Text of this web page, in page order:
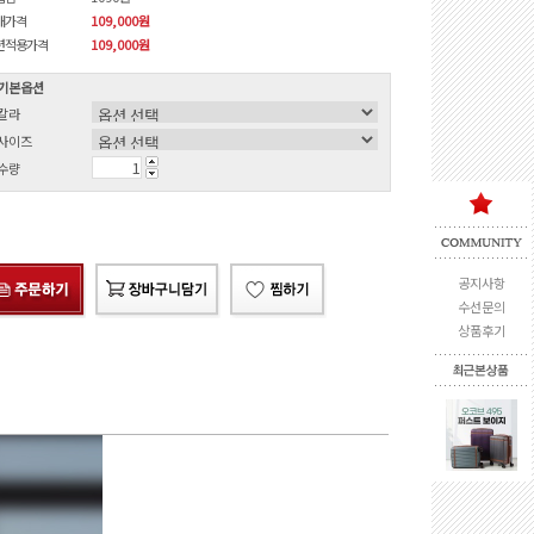
공지사항
수선문의
상품후기
가격
109,000원
적용가격
109,000원
본옵션
라
이즈
량